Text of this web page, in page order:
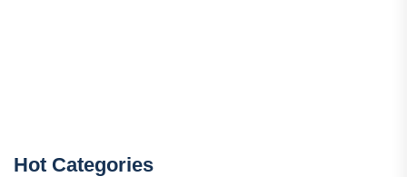
Hot Categories